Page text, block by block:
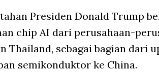
Presiden Donald Trump
chip AI dari perusahaan-
Thailand, sebagai bagian dari
semikonduktor ke China.